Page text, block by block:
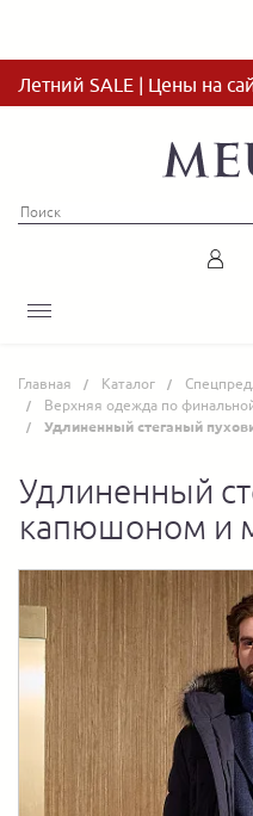
Летний SALE | Цены на
Главная Каталог
Верхняя одежда по
Удлиненный стеганый
Удлиненный
капюшоном и